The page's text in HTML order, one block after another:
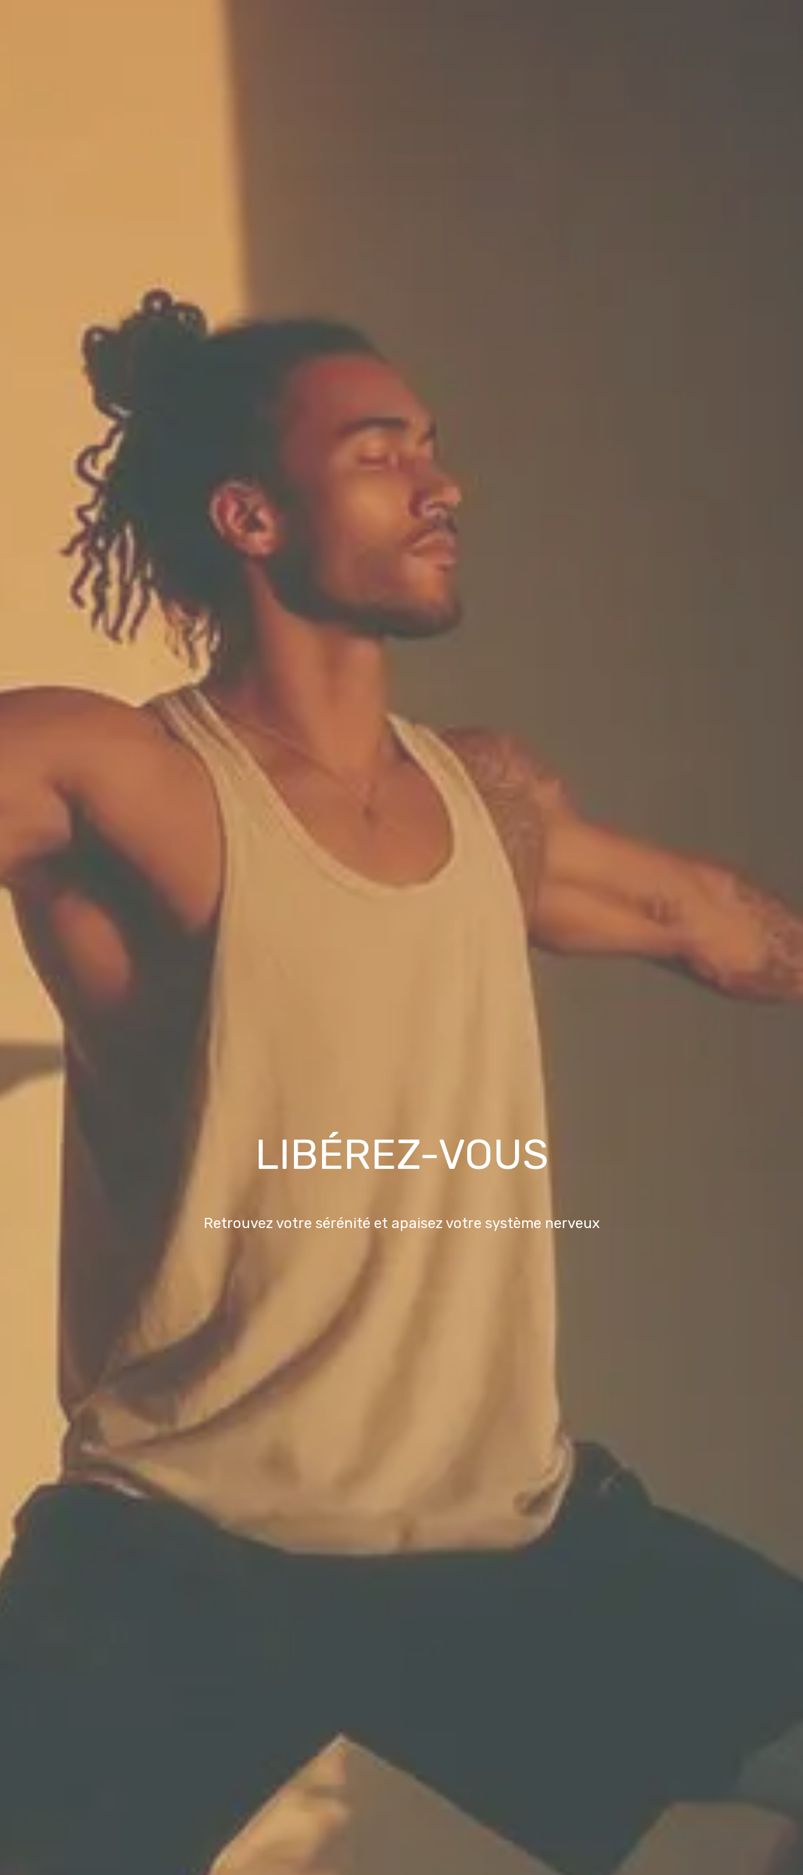
LIBÉREZ-VOUS
Retrouvez votre sérénité et apaisez votre système nerveux